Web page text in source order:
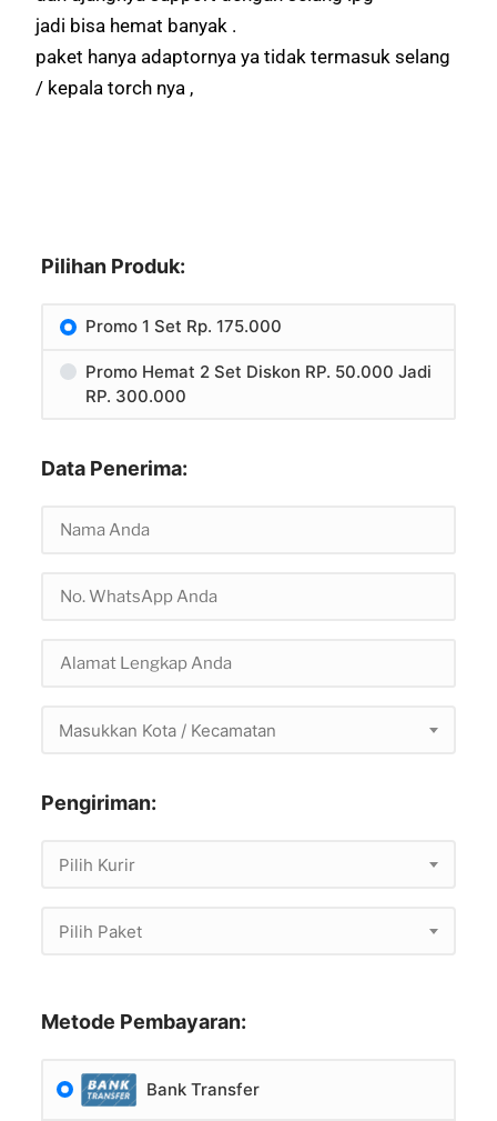
jadi bisa hemat banyak .
paket hanya adaptornya ya tidak termasuk selang
/ kepala torch nya ,
Pilihan Produk:
Promo 1 Set Rp. 175.000
Promo Hemat 2 Set Diskon RP. 50.000 Jadi
RP. 300.000
Data Penerima:
Masukkan Kota / Kecamatan
Pengiriman:
Pilih Kurir
Pilih Paket
Metode Pembayaran:
Bank Transfer